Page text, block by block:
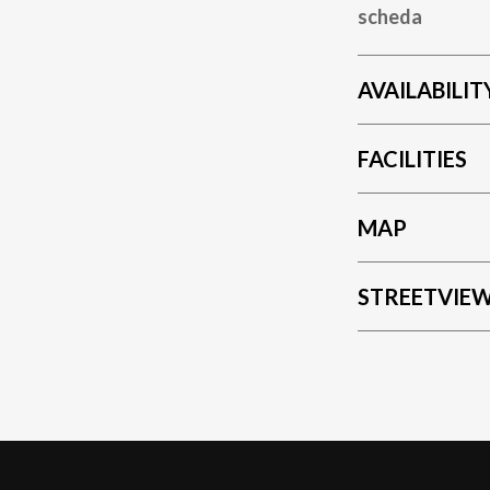
scheda
FACILITIES
MAP